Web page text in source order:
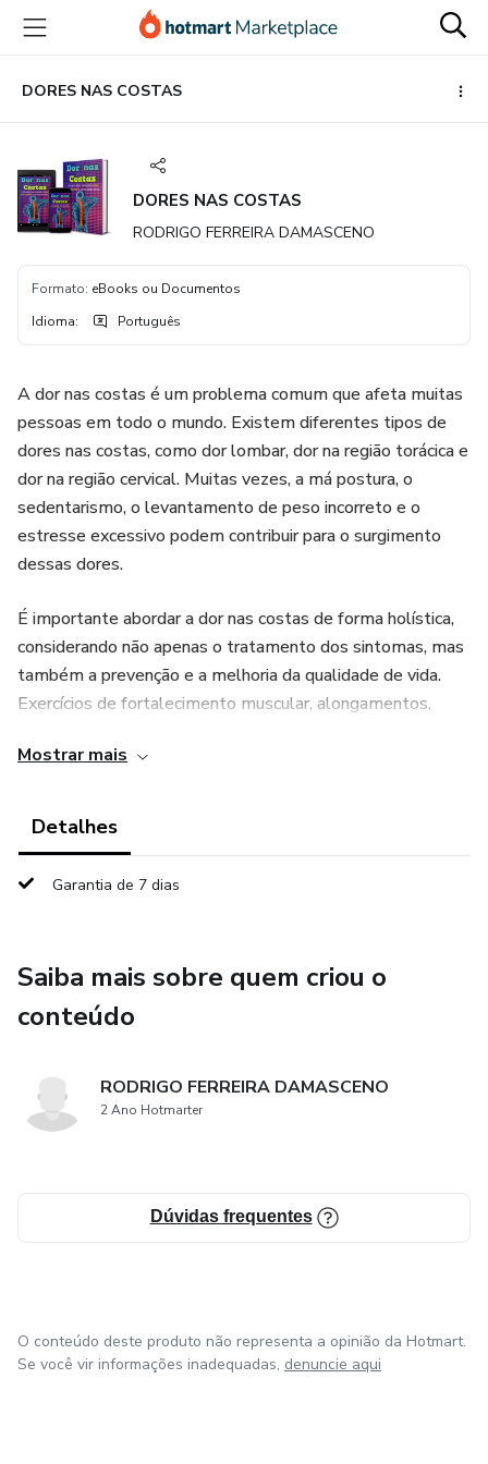
para
conteúdo
principal
para
pagamento
para
rodapé
DORES NAS COSTAS
DORES NAS COSTAS
RODRIGO FERREIRA DAMASCENO
Formato: eBooks ou Documentos
Idioma: Português
A dor nas costas é um problema comum que afeta muitas
pessoas em todo o mundo. Existem diferentes tipos de
dores nas costas, como dor lombar, dor na região torácica e
dor na região cervical. Muitas vezes, a má postura, o
sedentarismo, o levantamento de peso incorreto e o
estresse excessivo podem contribuir para o surgimento
dessas dores.
É importante abordar a dor nas costas de forma holística,
considerando não apenas o tratamento dos sintomas, mas
também a prevenção e a melhoria da qualidade de vida.
Exercícios de fortalecimento muscular, alongamentos,
fundamentais para aliviar e prevenir a dor nas costas.
Mostrar mais
Detalhes
Garantia de 7 dias
Saiba mais sobre quem criou o
conteúdo
RODRIGO FERREIRA DAMASCENO
2 Ano Hotmarter
Dúvidas frequentes
O conteúdo deste produto não representa a opinião da Hotmart.
Se você vir informações inadequadas, denuncie aqui